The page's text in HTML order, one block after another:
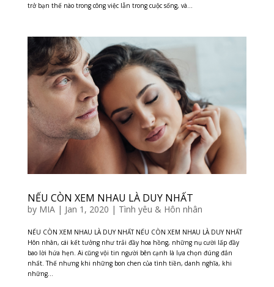
trở bạn thế nào trong công việc lẫn trong cuộc sống, và...
NẾU CÒN XEM NHAU LÀ DUY NHẤT
by MIA| Jan 1, 2020 | Tình yêu & Hôn nhân
NẾU CÒN XEM NHAU LÀ DUY NHẤT NẾU CÒN XEM NHAU LÀ DUY NHẤT
Hôn nhân, cái kết tưởng như trải đầy hoa hồng, những nụ cười lấp đầy
bao lời hứa hẹn. Ai cũng vội tin người bên cạnh là lựa chọn đúng đắn
nhất. Thế nhưng khi những bon chen của tình tiền, danh nghĩa, khi
những...